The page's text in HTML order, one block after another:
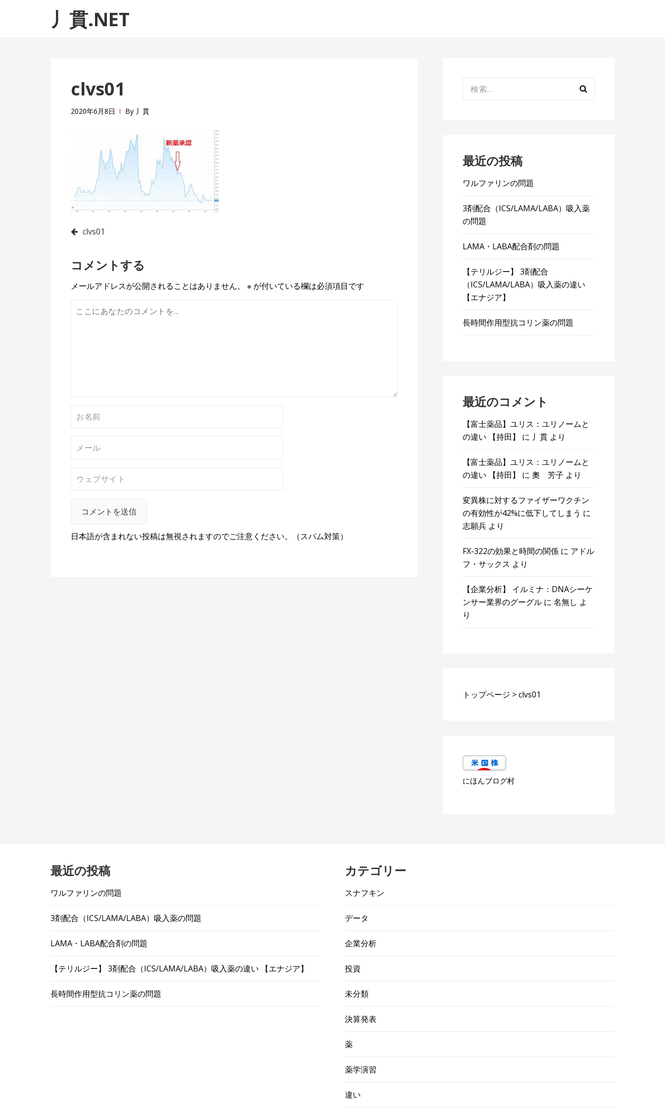
ゲ
テ丿貫.NET
clvs01
2020年6月8日 By 丿貫
投
ナ
ビ
ゲ
clvs01
コメントする
メールアドレスが公開されることはありません。 ※ が付いている欄は必須項目です
日本語が含まれない投稿は無視されますのでご注意ください。（スパム対策）
索:
最近の投稿
ワルファリンの問題
3剤配合（ICS/LAMA/LABA）吸入薬
の問題
LAMA・LABA配合剤の問題
【テリルジー】 3剤配合
（ICS/LAMA/LABA）吸入薬の違い
【エナジア】
長時間作用型抗コリン薬の問題
最近のコメント
【富士薬品】ユリス：ユリノームと
の違い 【持田】
に 丿貫 より
【富士薬品】ユリス：ユリノームと
の違い 【持田】
に奧 芳子 より
変異株に対するファイザーワクチン
の有効性が42%に低下してしまう に
志願兵 より
FX-322の効果と時間の関係 に アドル
フ・サックス より
【企業分析】 イルミナ：DNAシーケ
ンサー業界のグーグル に名無し よ
り
トップページ >clvs01
にほんブログ村
最近の投稿
ワルファリンの問題
3剤配合（ICS/LAMA/LABA）吸入薬の問題
LAMA・LABA配合剤の問題
【テリルジー】 3剤配合（ICS/LAMA/LABA）吸入薬の違い 【エナジア】
長時間作用型抗コリン薬の問題
カテゴリー
スナフキン
データ
企業分析
投資
未分類
決算発表
薬
薬学演習
違い